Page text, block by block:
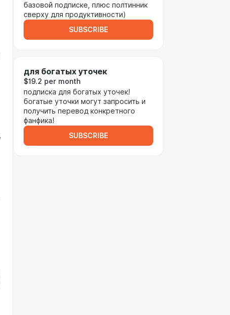
базовой подписке, плюс полтинник
сверху для продуктивности)
SUBSCRIBE
для богатых уточек
$19.2 per month
подписка для богатых уточек!
богатые уточки могут запросить и
получить перевод конкретного
фанфика!
SUBSCRIBE